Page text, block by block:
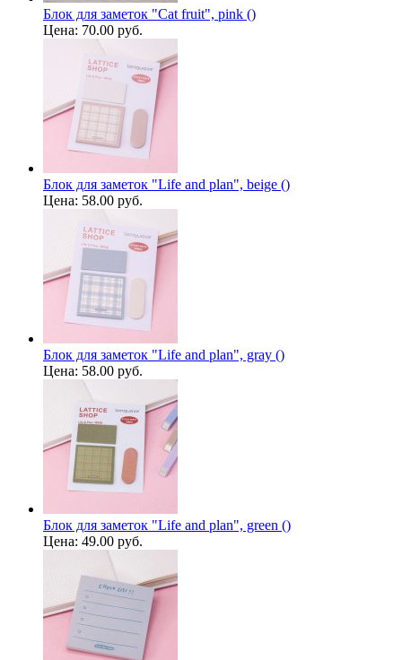
Блок для заметок "Cat fruit", pink ()
Цена: 70.00 руб.
Блок для заметок "Life and plan", beige ()
Цена: 58.00 руб.
Блок для заметок "Life and plan", gray ()
Цена: 58.00 руб.
Блок для заметок "Life and plan", green ()
Цена: 49.00 руб.